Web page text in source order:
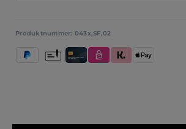
Produktnummer: 043x,SF,02
PayPal Kredit- und Debitkarte
eps Klarna (Rechnung /
Apple Pay
Vorkasse